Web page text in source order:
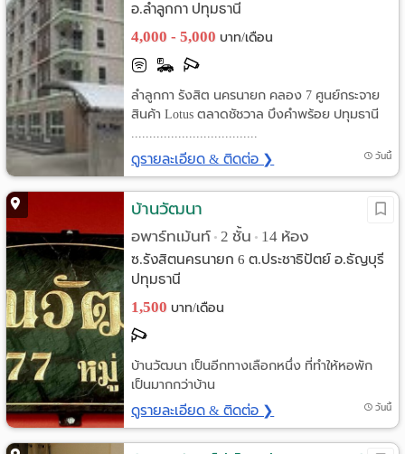
อ.ลำลูกกา ปทุมธานี
4,000 - 5,000 บาท/เดือน
ลำลูกกา รังสิต นครนายก คลอง 7 ศูนย์กระจาย
สินค้า Lotus ตลาดชัชวาล บึงคำพร้อย ปทุมธานี
ดูรายละเอียด & ติดต่อ ❯ วันนี้
บ้านวัฒนา
อพาร์ทเม้นท์ • 2 ชั้น • 14 ห้อง
ซ.รังสิตนครนายก 6 ต.ประชาธิปัตย์ อ.ธัญบุรี
ปทุมธานี
1,500 บาท/เดือน
บ้านวัฒนา เป็นอีกทางเลือกหนึ่ง ที่ทำให้หอพัก
เป็นมากกว่าบ้าน
ดูรายละเอียด & ติดต่อ ❯ วันนี้